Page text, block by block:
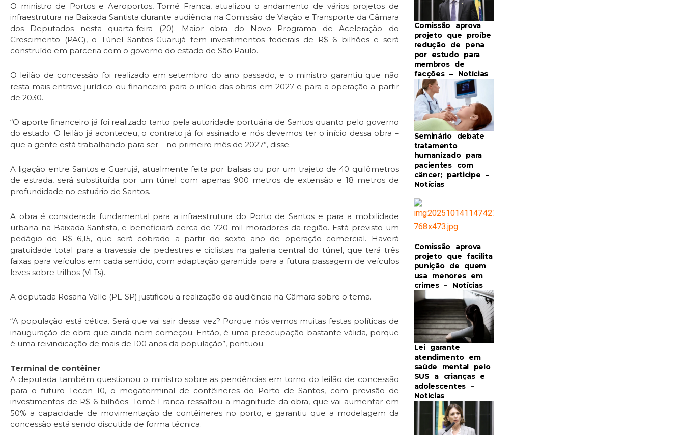
O ministro de Portos e Aeroportos, Tomé Franca, atualizou o andamento de vários projetos de
infraestrutura na Baixada Santista durante audiência na Comissão de Viação e Transporte da Câmara
dos Deputados nesta quarta-feira (20). Maior obra do Novo Programa de Aceleração do
Crescimento (PAC), o Túnel Santos-Guarujá tem investimentos federais de R$ 6 bilhões e será
construído em parceria com o governo do estado de São Paulo.
O leilão de concessão foi realizado em setembro do ano passado, e o ministro garantiu que não
resta mais entrave jurídico ou financeiro para o início das obras em 2027 e para a operação a partir
de 2030.
“O aporte financeiro já foi realizado tanto pela autoridade portuária de Santos quanto pelo governo
do estado. O leilão já aconteceu, o contrato já foi assinado e nós devemos ter o início dessa obra –
que a gente está trabalhando para ser – no primeiro mês de 2027”, disse.
A ligação entre Santos e Guarujá, atualmente feita por balsas ou por um trajeto de 40 quilômetros
de estrada, será substituída por um túnel com apenas 900 metros de extensão e 18 metros de
profundidade no estuário de Santos.
A obra é considerada fundamental para a infraestrutura do Porto de Santos e para a mobilidade
urbana na Baixada Santista, e beneficiará cerca de 720 mil moradores da região. Está previsto um
pedágio de R$ 6,15, que será cobrado a partir do sexto ano de operação comercial. Haverá
gratuidade total para a travessia de pedestres e ciclistas na galeria central do túnel, que terá três
faixas para veículos em cada sentido, com adaptação garantida para a futura passagem de veículos
leves sobre trilhos (VLTs).
A deputada Rosana Valle (PL-SP) justificou a realização da audiência na Câmara sobre o tema.
“A população está cética. Será que vai sair dessa vez? Porque nós vemos muitas festas políticas de
inauguração de obra que ainda nem começou. Então, é uma preocupação bastante válida, porque
é uma reivindicação de mais de 100 anos da população”, pontuou.
Terminal de contêiner
A deputada também questionou o ministro sobre as pendências em torno do leilão de concessão
para o futuro Tecon 10, o megaterminal de contêineres do Porto de Santos, com previsão de
investimentos de R$ 6 bilhões. Tomé Franca ressaltou a magnitude da obra, que vai aumentar em
50% a capacidade de movimentação de contêineres no porto, e garantiu que a modelagem da
concessão está sendo discutida de forma técnica.
Comissão aprova
projeto que proíbe
redução de pena
por estudo para
membros de
facções – Notícias
Seminário debate
tratamento
humanizado para
pacientes com
câncer; participe –
Notícias
Comissão aprova
projeto que facilita
punição de quem
usa menores em
crimes – Notícias
Lei garante
atendimento em
saúde mental pelo
SUS a crianças e
adolescentes –
Notícias